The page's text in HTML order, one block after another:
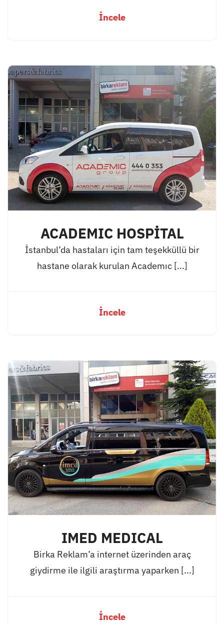
İncele
ACADEMIC HOSPİTAL
İstanbul’da hastaları için tam teşekküllü bir
hastane olarak kurulan Academıc [...]
İncele
IMED MEDICAL
Birka Reklam’a internet üzerinden araç
giydirme ile ilgili araştırma yaparken [...]
İncele